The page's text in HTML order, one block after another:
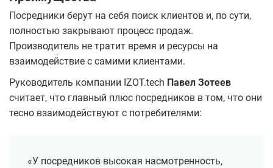
Посредники берут на себя поиск клиентов и, по сути,
полностью закрывают процесс продаж.
Производитель не тратит время и ресурсы на
взаимодействие с самими клиентами.
Руководитель компании IZOT.tech Павел Зотеев
считает, что главный плюс посредников в том, что они
тесно взаимодействуют с потребителями:
«У посредников высокая насмотренность,